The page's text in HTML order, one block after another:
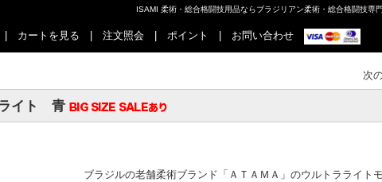
ISAMI 柔術・総合格闘技用品ならブラジリアン柔術・総合格闘技専
カートを見る 注文照会 ポイント お問い合わせ
次
イト 青
ブラジルの老舗柔術ブランド「ＡＴＡＭＡ」のウルトラライト